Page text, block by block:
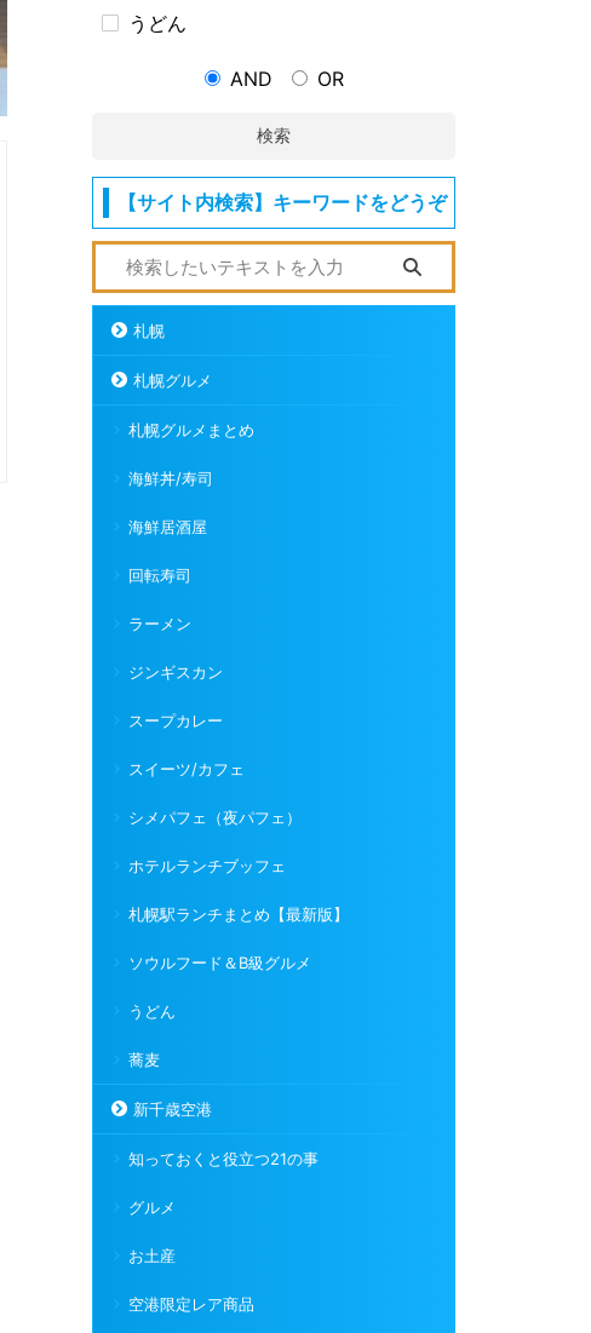
うどん
AND OR
検索
【サイト内検索】キーワードをどうぞ
札幌
札幌グルメ
札幌グルメまとめ
海鮮丼/寿司
海鮮居酒屋
回転寿司
ラーメン
ジンギスカン
スープカレー
スイーツ/カフェ
シメパフェ（夜パフェ）
ホテルランチブッフェ
札幌駅ランチまとめ【最新版】
ソウルフード＆B級グルメ
うどん
蕎麦
新千歳空港
知っておくと役立つ21の事
グルメ
お土産
空港限定レア商品